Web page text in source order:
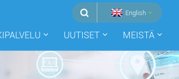
English
UUTISET MEISTÄ